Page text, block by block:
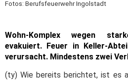
Fotos: Berufsfeuerwehr Ingolstadt
Wohn-Komplex wegen
evakuiert. Feuer in Keller-
verursacht. Mindestens zwei
(ty) Wie bereits berichtet, ist es